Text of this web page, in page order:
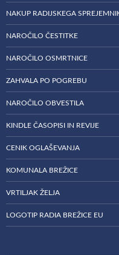
NAKUP RADIJSKEGA
NAROČILO ČESTITKE
NAROČILO OSMRTNICE
ZAHVALA PO POGREBU
NAROČILO OBVESTILA
KINDLE ČASOPISI IN REVIJE
CENIK OGLAŠEVANJA
KOMUNALA BREŽICE
VRTILJAK ŽELJA
LOGOTIP RADIA BREŽICE EU